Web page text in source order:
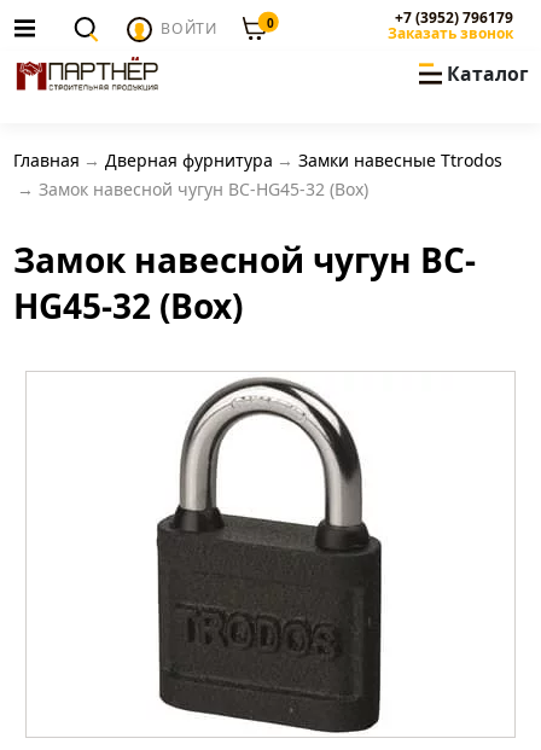
ВОЙТИ 0 +7 (3952) 796179
Заказать звонок
Каталог
Главная Дверная фурнитура
Замки навесные Ttrodos
Замок навесной чугун BC-HG45-32 (Box)
Замок навесной чугун BC-
HG45-32 (Box)